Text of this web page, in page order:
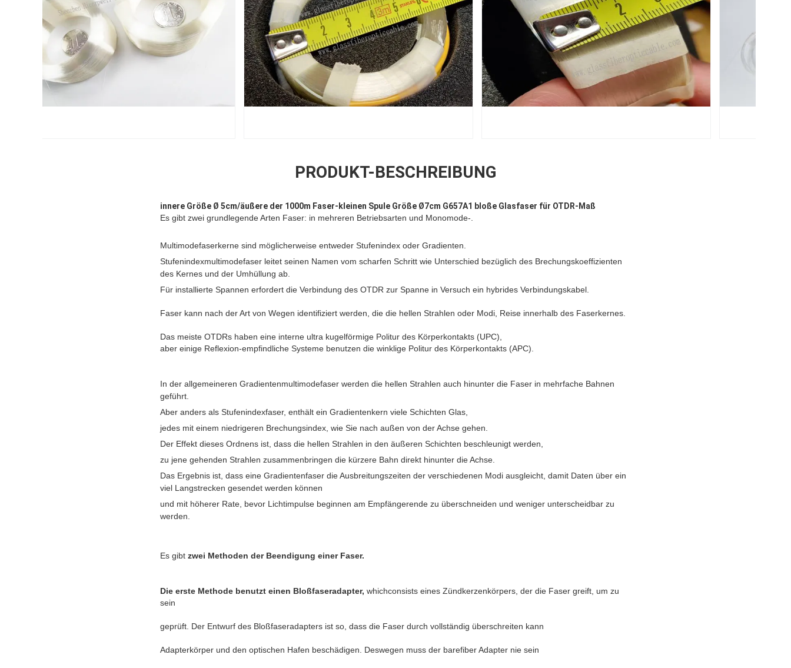
PRODUKT-BESCHREIBUNG
innere Größe Ø 5cm/äußere der 1000m Faser-kleinen Spule Größe Ø7cm G657A1 bloße Glasfaser für OTDR-Maß
Es gibt zwei grundlegende Arten Faser: in mehreren Betriebsarten und Monomode-.
Multimodefaserkerne sind möglicherweise entweder Stufenindex oder Gradienten.
Stufenindexmultimodefaser leitet seinen Namen vom scharfen Schritt wie Unterschied bezüglich des Brechungskoeffizienten
des Kernes und der Umhüllung ab.
Für installierte Spannen erfordert die Verbindung des OTDR zur Spanne in Versuch ein hybrides Verbindungskabel.
Faser kann nach der Art von Wegen identifiziert werden, die die hellen Strahlen oder Modi, Reise innerhalb des Faserkernes.
Das meiste OTDRs haben eine interne ultra kugelförmige Politur des Körperkontakts (UPC),
aber einige Reflexion-empfindliche Systeme benutzen die winklige Politur des Körperkontakts (APC).
In der allgemeineren Gradientenmultimodefaser werden die hellen Strahlen auch hinunter die Faser in mehrfache Bahnen
geführt.
Aber anders als Stufenindexfaser, enthält ein Gradientenkern viele Schichten Glas,
jedes mit einem niedrigeren Brechungsindex, wie Sie nach außen von der Achse gehen.
Der Effekt dieses Ordnens ist, dass die hellen Strahlen in den äußeren Schichten beschleunigt werden,
zu jene gehenden Strahlen zusammenbringen die kürzere Bahn direkt hinunter die Achse.
Das Ergebnis ist, dass eine Gradientenfaser die Ausbreitungszeiten der verschiedenen Modi ausgleicht, damit Daten über ein
viel Langstrecken gesendet werden können
und mit höherer Rate, bevor Lichtimpulse beginnen am Empfängerende zu überschneiden und weniger unterscheidbar zu
werden.
Es gibt zwei Methoden der Beendigung einer Faser.
Die erste Methode benutzt einen Bloßfaseradapter, whichconsists eines Zündkerzenkörpers, der die Faser greift, um zu
sein
geprüft. Der Entwurf des Bloßfaseradapters ist so, dass die Faser durch vollständig überschreiten kann
Adapterkörper und den optischen Hafen beschädigen. Deswegen muss der barefiber Adapter nie sein